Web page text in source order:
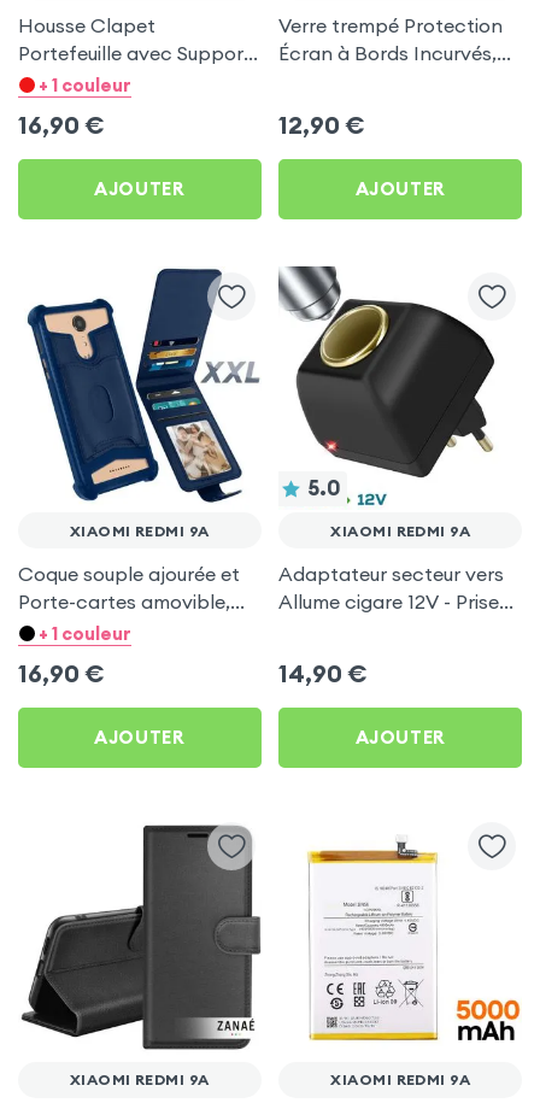
Housse Clapet
Portefeuille avec Support
Vidéo, aspect Craquelé,
pour Xiaomi Redmi 9A
+ 1 couleur
16,90 €
AJOUTER
Verre trempé Protection
Écran à Bords Incurvés,
Redmi 9A
12,90 €
AJOUTER
XIAOMI REDMI 9A
Coque souple ajourée et
Porte-cartes amovible,
avec languette
Xiaomi Redmi 9A
+ 1 couleur
16,90 €
AJOUTER
5.0
XIAOMI REDMI 9A
Adaptateur secteur vers
Allume cigare 12V - Prise
14,90 €
AJOUTER
XIAOMI REDMI 9A XIAOMI REDMI 9A